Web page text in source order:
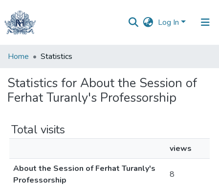
Log In
Communities
Collections
All of DSpace
Home Statistics
Statistics for About the Session of
Ferhat Turanly's Professorship
Total visits
views
About the Session of Ferhat Turanly's
Professorship
8